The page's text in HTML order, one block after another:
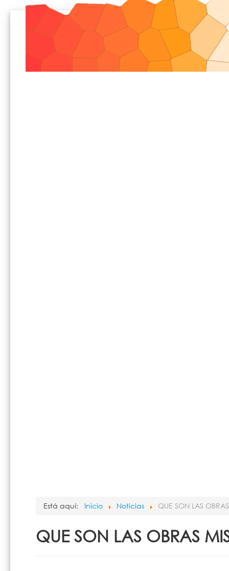
Está aquí: Inicio Noticias QUE SON LAS
QUE SON LAS OBRAS